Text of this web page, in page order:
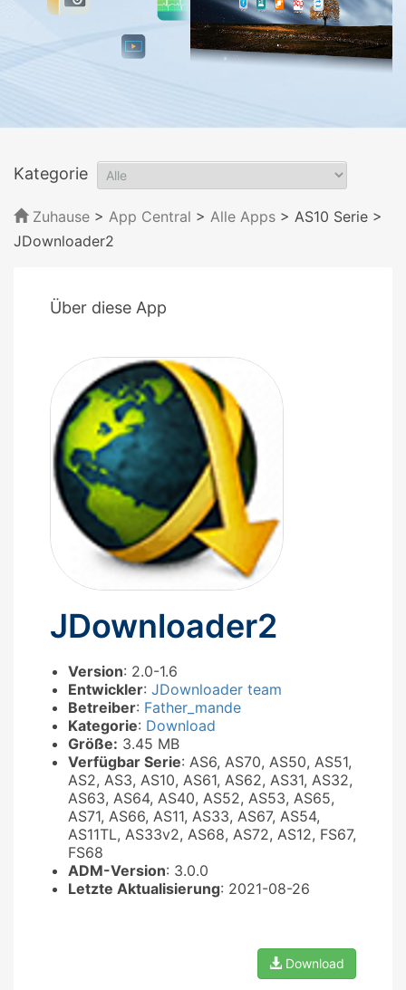
Kategorie
Zuhause > App Central > Alle Apps > AS10 Serie >
JDownloader2
Über diese App
JDownloader2
Version: 2.0-1.6
Entwickler: JDownloader team
Betreiber: Father_mande
Kategorie: Download
Größe: 3.45 MB
Verfügbar Serie: AS6, AS70, AS50, AS51,
AS2, AS3, AS10, AS61, AS62, AS31, AS32,
AS63, AS64, AS40, AS52, AS53, AS65,
AS71, AS66, AS11, AS33, AS67, AS54,
AS11TL, AS33v2, AS68, AS72, AS12, FS67,
FS68
ADM-Version: 3.0.0
Letzte Aktualisierung: 2021-08-26
Download